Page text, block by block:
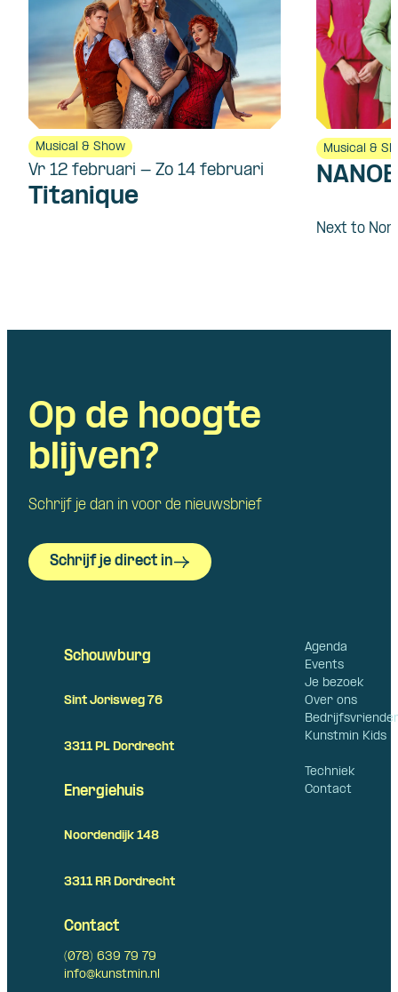
Musical & Show
Vr 12 februari - Zo 14 februari
Titanique
Musical &
Next to
Op de hoogte
blijven?
Schrijf je dan in voor de nieuwsbrief
Schrijf je direct in
Agenda
Events
Je bezoek
Over ons
Kunstmin Kids
Techniek
Contact
Schouwburg
Sint Jorisweg 76
3311 PL Dordrecht
Energiehuis
Noordendijk 148
3311 RR Dordrecht
Contact
(078) 639 79 79
info@kunstmin.nl